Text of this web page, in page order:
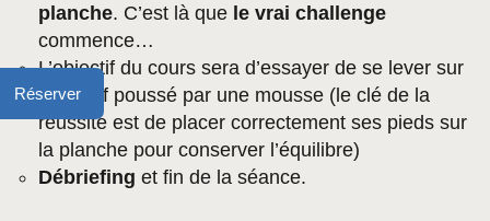
Réserver
planche. C’est là que le vrai challenge
commence…
L’objectif du cours sera d’essayer de se lever sur
son surf poussé par une mousse (le clé de la
réussite est de placer correctement ses pieds sur
la planche pour conserver l’équilibre)
Débriefing et fin de la séance.